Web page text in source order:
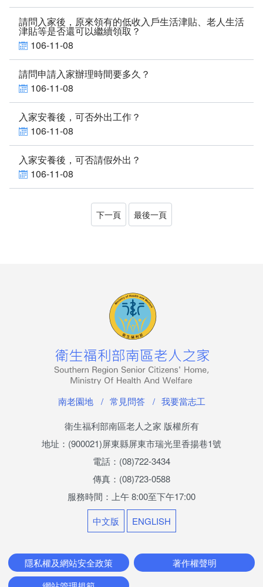
聯絡方式
交通資訊
南老刊物
服務專區
老人安置服務
公費安置條件及申請流程
兒少活動成果
社區照顧服務
家屬照顧者支持服務
悅齡學苑(社區安心幸福學堂)
請問入家後，原來領有的低收入戶生活津貼、老人生活
津貼等是否還可以繼續領取？
106-11-08
請問申請入家辦理時間要多久？
106-11-08
入家安養後，可否外出工作？
106-11-08
入家安養後，可否請假外出？
106-11-08
下一頁 最後一頁
南老園地 常見問答
我要當志工
衛生福利部南區老人之家 版權所有
地址：(900021)屏東縣屏東市瑞光里香揚巷1號
電話：(08)722-3434
傳真：(08)723-0588
服務時間：上午 8:00至下午17:00
中文版
ENGLISH
隱私權及網站安全政策
著作權聲明